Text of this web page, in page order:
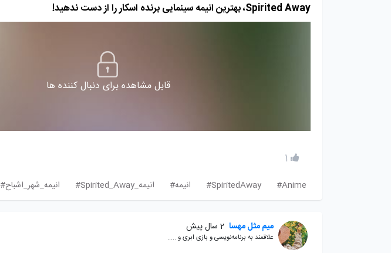
Spirited Away، بهترین انیمه سینمایی برنده اسکار را از دست ندهید!
قابل مشاهده برای دنبال کننده ها
1
Anime#
SpiritedAway# انیمه# انیمه_Spirited_Away# انیمه_شهر_اشباح#
میم مثل مهسا 2 سال پیش
علاقمند به برنامه‌نویسی و بازی ابری و .....